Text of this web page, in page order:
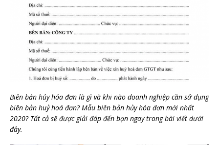
Biên bản hủy hóa đơn là gì và khi nào doanh nghiệp cần sử dụng
biên bản huỷ hoá đơn? Mẫu biên bản hủy hóa đơn mới nhất
2020? Tất cả sẽ được giải đáp đến bạn ngay trong bài viết dưới
đây.